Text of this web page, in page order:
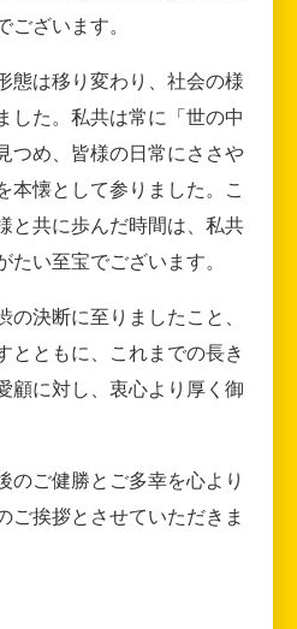
ざいます。
態は移り変わり、社会の様
した。私共は常に「世の中
つめ、皆様の日常にささや
本懐として参りました。こ
と共に歩んだ時間は、私共
い至宝でございます。
決断に至りましたこと、
とともに、これまでの長き
顧に対し、衷心より厚く御
のご健勝とご多幸を心より
ご挨拶とさせていただきま